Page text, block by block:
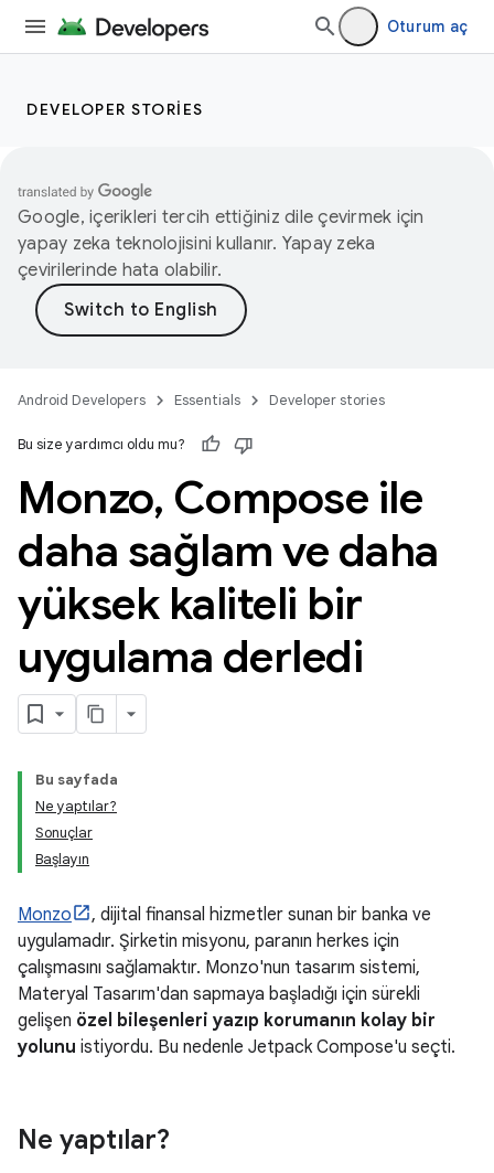
Oturum aç
DEVELOPER STORIES
Google, içerikleri tercih ettiğiniz dile çevirmek için
yapay zeka teknolojisini kullanır. Yapay zeka
çevirilerinde hata olabilir.
Android Developers Essentials Developer stories
Bu size yardımcı oldu mu?
Monzo, Compose ile
daha sağlam ve daha
yüksek kaliteli bir
uygulama derledi
Bu sayfada
Ne yaptılar?
Sonuçlar
Başlayın
Monzo
, dijital finansal hizmetler sunan bir banka ve
uygulamadır. Şirketin misyonu, paranın herkes için
çalışmasını sağlamaktır. Monzo'nun tasarım sistemi,
Materyal Tasarım'dan sapmaya başladığı için sürekli
gelişen özel bileşenleri yazıp korumanın kolay bir
yolunu istiyordu. Bu nedenle Jetpack Compose'u seçti.
Ne yaptılar?